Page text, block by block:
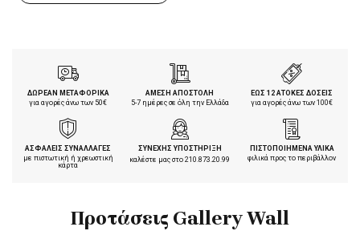
ΔΩΡΕΑΝ ΜΕΤΑΦΟΡΙΚΑ
για αγορές άνω των 50€
ΑΜΕΣΗ ΑΠΟΣΤΟΛΗ
5-7 ημέρες σε όλη την Ελλάδα
ΕΩΣ 12 ΑΤΟΚΕΣ ΔΟΣΕΙΣ
για αγορές άνω των 100€
ΑΣΦΑΛΕΙΣ ΣΥΝΑΛΛΑΓΕΣ
με πιστωτική ή χρεωστική
κάρτα
ΣΥΝΕΧΗΣ ΥΠΟΣΤΗΡΙΞΗ
καλέστε μας στο210.873.20.99
ΠΙΣΤΟΠΟΙΗΜΕΝΑ ΥΛΙΚΑ
φιλικά προς το περιβάλλον
Προτάσεις Gallery Wall